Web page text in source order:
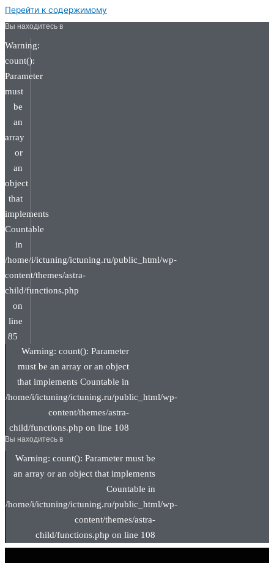
Перейти к содержимому
Вы находитесь в
Warning:
count():
Parameter
must
be
an
array
or
an
object
that
implements
Countable
in
/home/i/ictuning/ictuning.ru/public_html/wp-
content/themes/astra-
child/functions.php
on
line
85
Warning: count(): Parameter
must be an array or an object
that implements Countable in
/home/i/ictuning/ictuning.ru/public_html/wp-
content/themes/astra-
child/functions.php on line 108
Вы находитесь в
Warning: count(): Parameter must be
an array or an object that implements
Countable in
/home/i/ictuning/ictuning.ru/public_html/wp-
content/themes/astra-
child/functions.php on line 108